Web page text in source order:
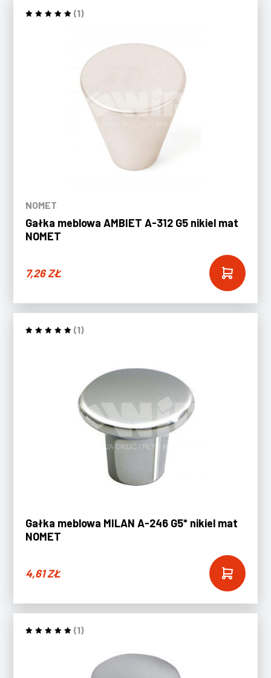
(1)
NOMET
Gałka meblowa AMBIET A-312 G5 nikiel mat
NOMET
7,26ZŁ
(1)
Gałka meblowa MILAN A-246 G5* nikiel mat
NOMET
4,61ZŁ
(1)